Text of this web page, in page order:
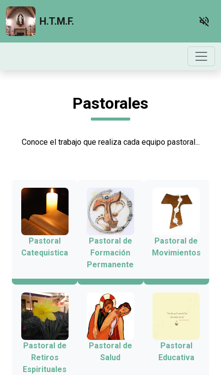
H.T.M.F. volume_off
Pastorales
Conoce el trabajo que realiza cada equipo pastoral...
Pastoral
Catequistica
Pastoral de
Formación
Permanente
Pastoral de
Movimientos
Pastoral de
Retiros
Espirituales
Pastoral de
Salud
Pastoral
Educativa